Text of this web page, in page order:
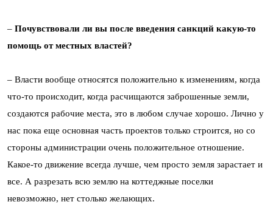
– Почувствовали ли вы после введения санкций какую-то
помощь от местных властей?
– Власти вообще относятся положительно к изменениям, когда
что-то происходит, когда расчищаются заброшенные земли,
создаются рабочие места, это в любом случае хорошо. Лично у
нас пока еще основная часть проектов только строится, но со
стороны администрации очень положительное отношение.
Какое-то движение всегда лучше, чем просто земля зарастает и
все. А разрезать всю землю на коттеджные поселки
невозможно, нет столько желающих.